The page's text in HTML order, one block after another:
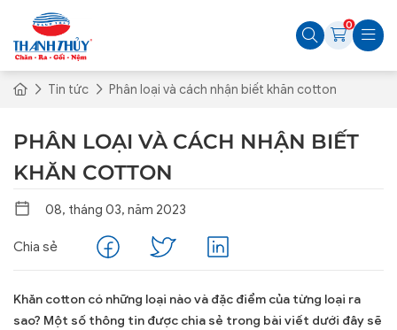
0
Tin tức Phân loại và cách nhận biết khăn cotton
PHÂN LOẠI VÀ CÁCH NHẬN BIẾT
KHĂN COTTON
08, tháng 03, năm 2023
Chia sẻ
Khăn cotton có những loại nào và đặc điểm của từng loại ra
sao? Một số thông tin được chia sẻ trong bài viết dưới đây sẽ